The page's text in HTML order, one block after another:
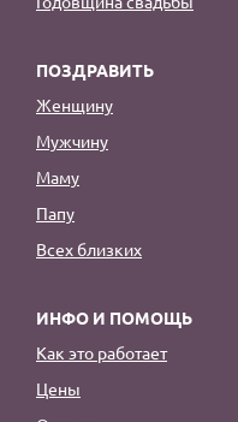
ПОЗДРАВИТЬ
Женщину
Мужчину
Маму
Папу
Всех близких
ИНФО И ПОМОЩЬ
Как это работает
Цены